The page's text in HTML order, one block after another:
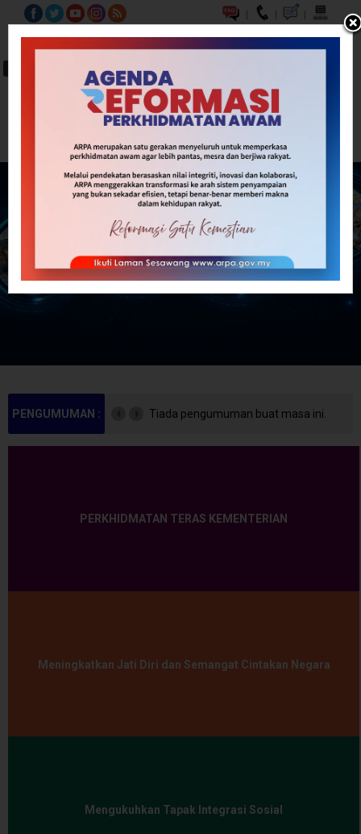
| | |
A- A A+ BM EN
PENGUMUMAN : Tiada pengumuman buat masa ini.
PERKHIDMATAN TERAS KEMENTERIAN
Meningkatkan Jati Diri dan Semangat Cintakan Negara
Mengukuhkan Tapak Integrasi Sosial